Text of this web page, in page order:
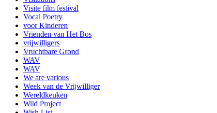
Visite film festival
Vocal Poetry
voor Kinderen
Vrienden van Het Bos
vrijwilligers
Vruchtbare Grond
WAV
WAV
We are various
Week van de Vrijwilliger
Wereldkeuken
Wild Project